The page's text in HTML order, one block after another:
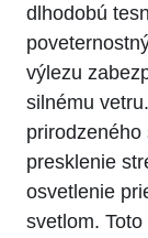
dlhodobú
výlezu
silnému
presklenie
osvetlenie
svetlom.